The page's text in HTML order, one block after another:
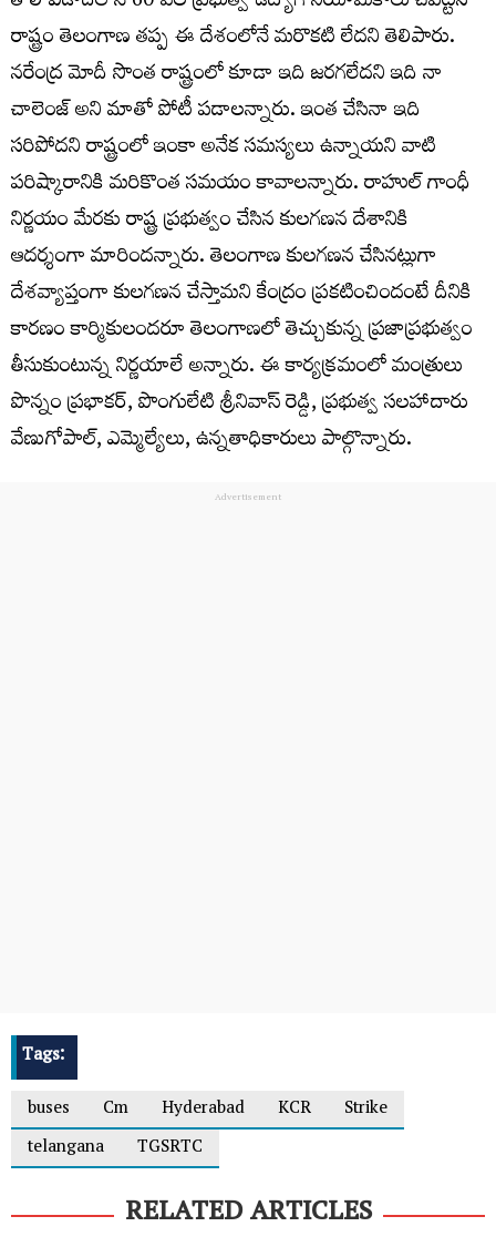
రాష్ట్రం తెలంగాణ తప్ప ఈ దేశంలోనే మరొకటి లేదని తెలిపారు.
నరేంద్ర మోదీ సొంత రాష్ట్రంలో కూడా ఇది జరగలేదని ఇది నా
చాలెంజ్ అని మాతో పోటీ పడాలన్నారు. ఇంత చేసినా ఇది
సరిపోదని రాష్ట్రంలో ఇంకా అనేక సమస్యలు ఉన్నాయని వాటి
పరిష్కారానికి మరికొంత సమయం కావాలన్నారు. రాహుల్ గాంధీ
నిర్ణయం మేరకు రాష్ట్ర ప్రభుత్వం చేసిన కులగణన దేశానికి
ఆదర్శంగా మారిందన్నారు. తెలంగాణ కులగణన చేసినట్లుగా
దేశవ్యాప్తంగా కులగణన చేస్తామని కేంద్రం ప్రకటించిందంటే దీనికి
కారణం కార్మికులందరూ తెలంగాణలో తెచ్చుకున్న ప్రజాప్రభుత్వం
తీసుకుంటున్న నిర్ణయాలే అన్నారు. ఈ కార్యక్రమంలో మంత్రులు
పొన్నం ప్రభాకర్, పొంగులేటి శ్రీనివాస్ రెడ్డి, ప్రభుత్వ సలహాదారు
వేణుగోపాల్, ఎమ్మెల్యేలు, ఉన్నతాధికారులు పాల్గొన్నారు.
Tags:
buses
Cm Hyderabad KCR
Strike
telangana
TGSRTC
RELATED ARTICLES